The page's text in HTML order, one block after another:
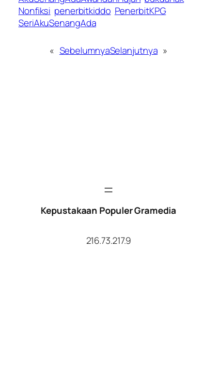
Nonfiksi penerbitkiddo PenerbitKPG
SeriAkuSenangAda
« SebelumnyaSelanjutnya »
Kepustakaan Populer Gramedia
216.73.217.9